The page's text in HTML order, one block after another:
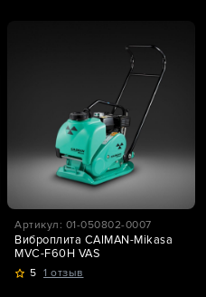
Артикул: 01-050802-0007
Виброплита CAIMAN-Mikasa
MVC-F60H VAS
5 1 отзыв